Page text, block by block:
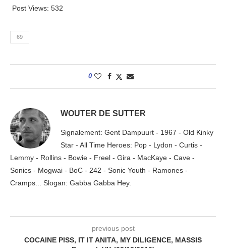
Post Views: 532
69
0
WOUTER DE SUTTER
Signalement: Gent Dampuurt - 1967 - Old Kinky
Star - All Time Heroes: Pop - Lydon - Curtis -
Lemmy - Rollins - Bowie - Freel - Gira - MacKaye - Cave -
Sonics - Mogwai - BoC - 242 - Sonic Youth - Ramones -
Cramps... Slogan: Gabba Gabba Hey.
previous post
COCAINE PISS, IT IT ANITA, MY DILIGENCE, MASSIS